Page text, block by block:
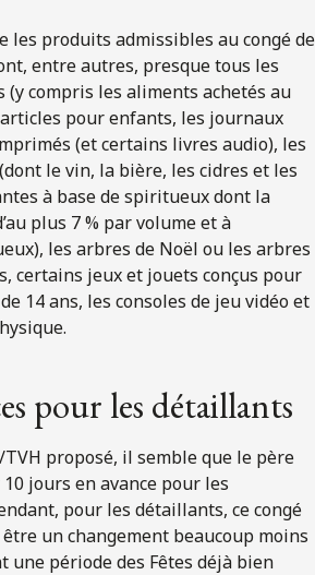
les produits admissibles au congé de
entre autres, presque tous les
compris les aliments achetés au
pour enfants, les journaux
(et certains livres audio), les
le vin, la bière, les cidres et les
à base de spiritueux dont la
plus 7 % par volume et à
les arbres de Noël ou les arbres
certains jeux et jouets conçus pour
14 ans, les consoles de jeu vidéo et
pour les détaillants
TVH proposé, il semble que le père
jours en avance pour les
pour les détaillants, ce congé
un changement beaucoup moins
une période des Fêtes déjà bien